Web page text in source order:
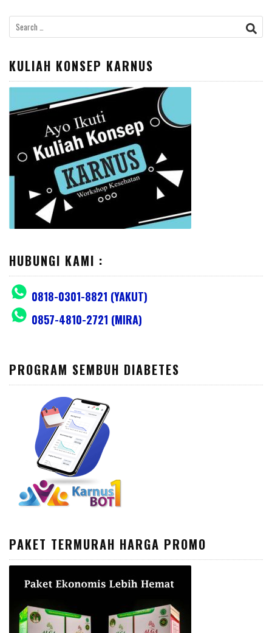
Search
for:
KULIAH KONSEP KARNUS
HUBUNGI KAMI :
0818-0301-8821 (YAKUT)
0857-4810-2721 (MIRA)
PROGRAM SEMBUH DIABETES
PAKET TERMURAH HARGA PROMO